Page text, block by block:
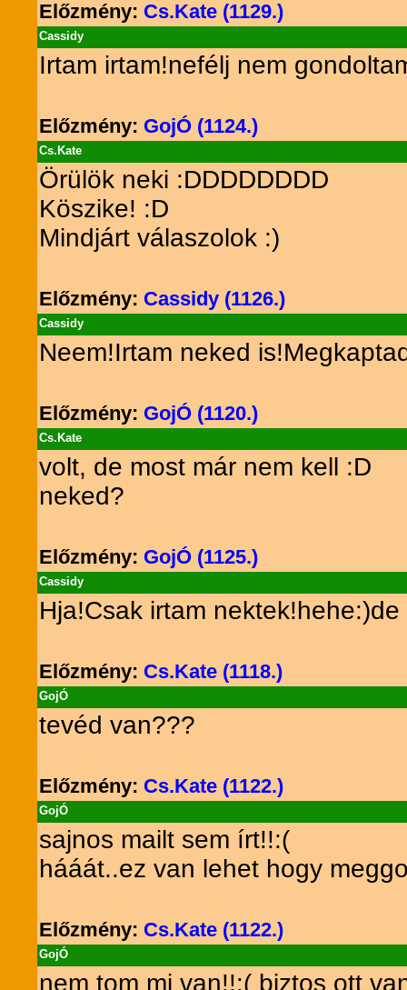
Előzmény: Cs.Kate (1129.)
Cassidy
Irtam irtam!nefélj nem
Előzmény: GojÓ (1124.)
Cs.Kate
Örülök neki :DDDDDDDD
Köszike! :D
Mindjárt válaszolok :)
Előzmény: Cassidy (1126.)
Cassidy
Neem!Irtam neked
Előzmény: GojÓ (1120.)
Cs.Kate
volt, de most már nem kell :D
neked?
Előzmény: GojÓ (1125.)
Cassidy
Hja!Csak irtam
Előzmény: Cs.Kate (1118.)
GojÓ
tevéd van???
Előzmény: Cs.Kate (1122.)
GojÓ
sajnos mailt sem írt!!:(
hááát..ez van lehet hogy
Előzmény: Cs.Kate (1122.)
GojÓ
nem tom mi van!!:( biztos ott